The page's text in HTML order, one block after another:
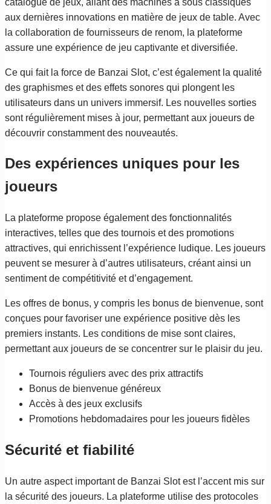
aux dernières innovations en matière de jeux de table. Avec
la collaboration de fournisseurs de renom, la plateforme
assure une expérience de jeu captivante et diversifiée.
Ce qui fait la force de Banzai Slot, c’est également la qualité
des graphismes et des effets sonores qui plongent les
utilisateurs dans un univers immersif. Les nouvelles sorties
sont régulièrement mises à jour, permettant aux joueurs de
découvrir constamment des nouveautés.
Des expériences uniques pour les
joueurs
La plateforme propose également des fonctionnalités
interactives, telles que des tournois et des promotions
attractives, qui enrichissent l’expérience ludique. Les joueurs
peuvent se mesurer à d’autres utilisateurs, créant ainsi un
sentiment de compétitivité et d’engagement.
Les offres de bonus, y compris les bonus de bienvenue, sont
conçues pour favoriser une expérience positive dès les
premiers instants. Les conditions de mise sont claires,
permettant aux joueurs de se concentrer sur le plaisir du jeu.
Tournois réguliers avec des prix attractifs
Bonus de bienvenue généreux
Accès à des jeux exclusifs
Promotions hebdomadaires pour les joueurs fidèles
Sécurité et fiabilité
Un autre aspect important de Banzai Slot est l’accent mis sur
la sécurité des joueurs. La plateforme utilise des protocoles